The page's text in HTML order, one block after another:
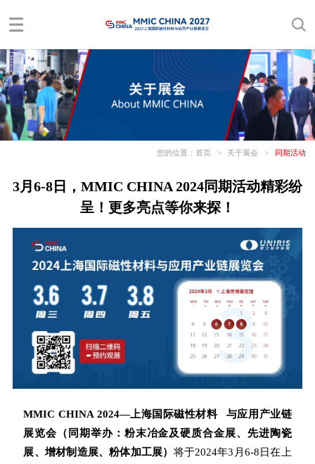
您的位置： 首页 > 关于展会 > 同期活动
3月6-8日，MMIC CHINA 2024同期活动精彩纷
呈！更多亮点等你来探！
MMIC CHINA 2024—上海国际磁性材料
与应用产业链
展览会（同期举办：粉末冶金及硬质合金展、先进陶瓷
展、增材制造展、粉体加工展） 将于2024年3月6-8日在 上